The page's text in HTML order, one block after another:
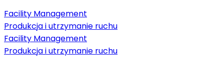
Facility Management
Produkcja i utrzymanie ruchu
Facility Management
Produkcja i utrzymanie ruchu